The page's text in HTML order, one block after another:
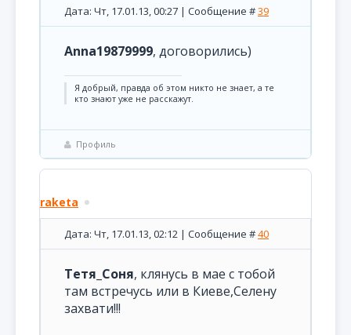
Дата: Чт, 17.01.13, 00:27 | Сообщение #39
Anna19879999, договорились)
Я добрый, правда об этом никто не знает, а те
кто знают уже не расскажут.
Профиль
raketa
Дата: Чт, 17.01.13, 02:12 | Сообщение #40
Тетя_Соня, клянусь в мае с тобой
там встречусь или в Киеве,Селену
захвати!!!